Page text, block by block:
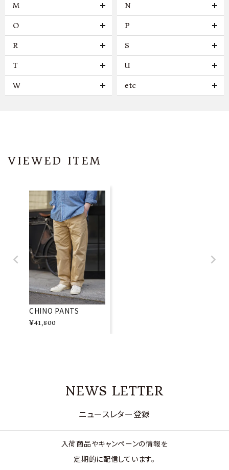
M N
O P
R S
T U
W etc
VIEWED ITEM
CHINO PANTS
¥41,800
NEWS LETTER
ニュースレター登録
入荷商品やキャンペーンの情報を
定期的に配信しています。